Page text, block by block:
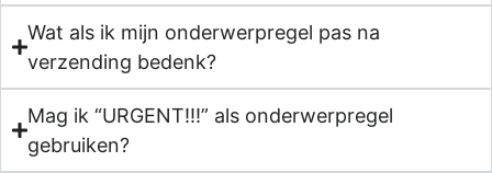
Wat als ik mijn onderwerpregel pas na
verzending bedenk?
Mag ik “URGENT!!!” als onderwerpregel
gebruiken?